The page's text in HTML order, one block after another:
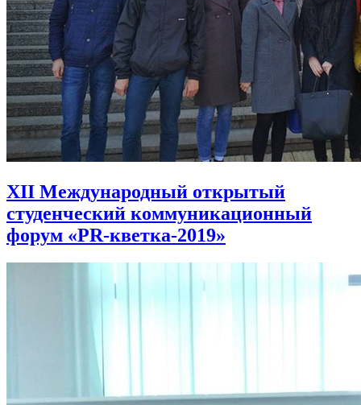
XII Международный открытый
студенческий коммуникационный
форум «PR-кветка-2019»